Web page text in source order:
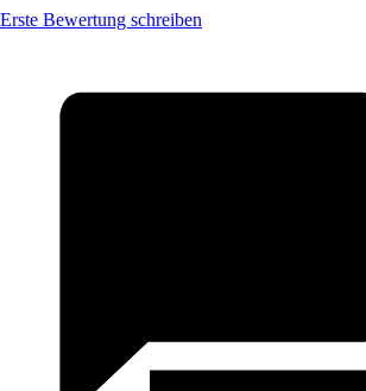
Erste Bewertung schreiben